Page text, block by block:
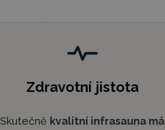
Zdravotní jistota
Skutečně kvalitní infrasauna má